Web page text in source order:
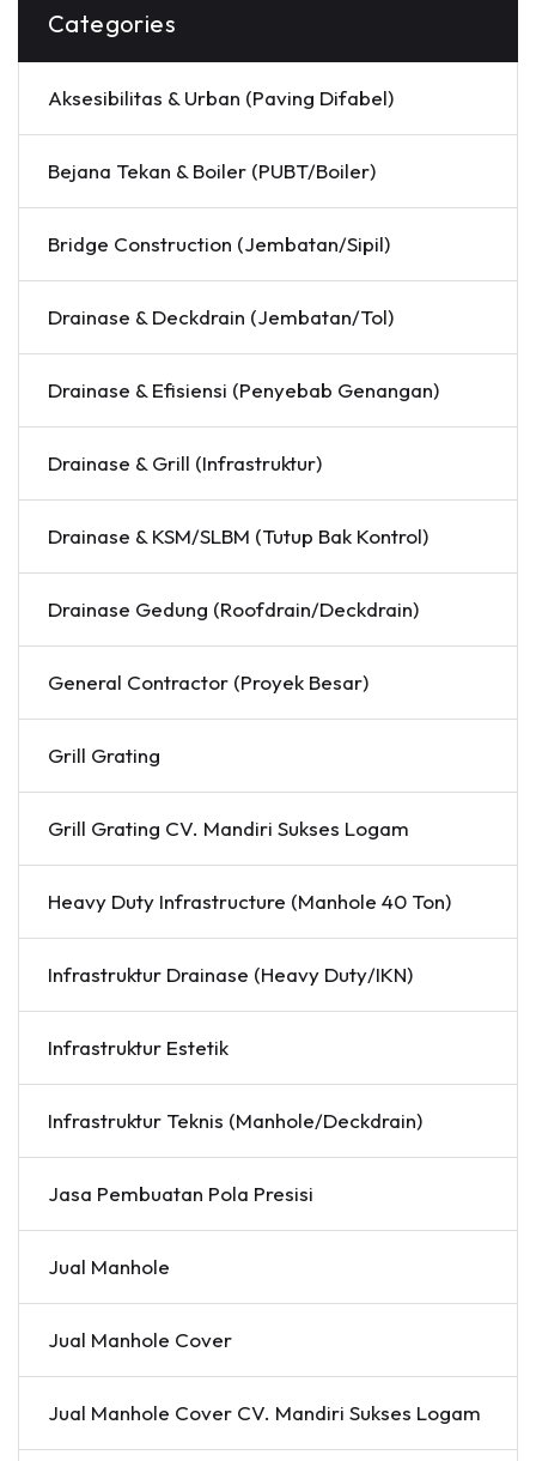
Categories
Aksesibilitas & Urban (Paving Difabel)
Bejana Tekan & Boiler (PUBT/Boiler)
Bridge Construction (Jembatan/Sipil)
Drainase & Deckdrain (Jembatan/Tol)
Drainase & Efisiensi (Penyebab Genangan)
Drainase & Grill (Infrastruktur)
Drainase & KSM/SLBM (Tutup Bak Kontrol)
Drainase Gedung (Roofdrain/Deckdrain)
General Contractor (Proyek Besar)
Grill Grating
Grill Grating CV. Mandiri Sukses Logam
Heavy Duty Infrastructure (Manhole 40 Ton)
Infrastruktur Drainase (Heavy Duty/IKN)
Infrastruktur Estetik
Infrastruktur Teknis (Manhole/Deckdrain)
Jasa Pembuatan Pola Presisi
Jual Manhole
Jual Manhole Cover
Jual Manhole Cover CV. Mandiri Sukses Logam